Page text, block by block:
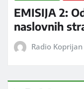
EMISIJA 2:
naslovnih
Radio Koprijan